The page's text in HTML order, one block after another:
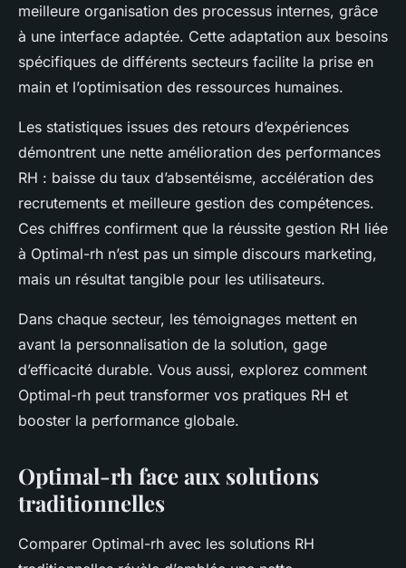
meilleure organisation des processus internes, grâce
à une interface adaptée. Cette adaptation aux besoins
spécifiques de différents secteurs facilite la prise en
main et l’optimisation des ressources humaines.
Les statistiques issues des retours d’expériences
démontrent une nette amélioration des performances
RH : baisse du taux d’absentéisme, accélération des
recrutements et meilleure gestion des compétences.
Ces chiffres confirment que la réussite gestion RH liée
à Optimal-rh n’est pas un simple discours marketing,
mais un résultat tangible pour les utilisateurs.
Dans chaque secteur, les témoignages mettent en
avant la personnalisation de la solution, gage
d’efficacité durable. Vous aussi, explorez comment
Optimal-rh peut transformer vos pratiques RH et
booster la performance globale.
Optimal-rh face aux solutions
traditionnelles
Comparer Optimal-rh avec les solutions RH